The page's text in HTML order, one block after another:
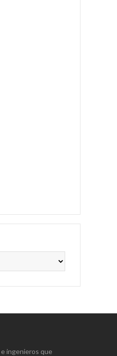
ingenieros que